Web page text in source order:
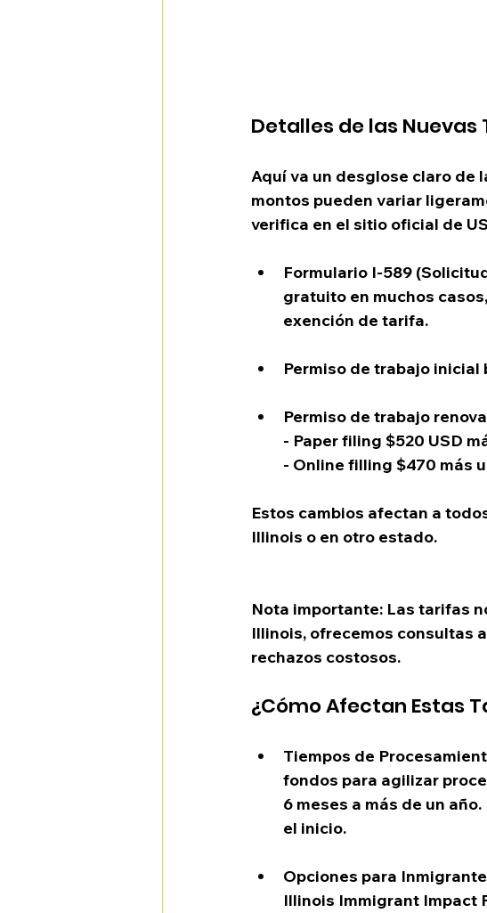
Detalles de las
Aquí va un desglose claro de
montos pueden variar
verifica en el sitio oficial de
Formulario I-589
gratuito en muchos
exención de tarifa.
Permiso de trabajo inicial
Permiso de trabajo
- Paper filing $520 USD
- Online filling $470 más
Estos cambios afectan a
Illinois o en otro estado.
Nota importante: Las tarifas
Illinois, ofrecemos consultas
rechazos costosos.
¿Cómo Afectan Estas
Tiempos de
fondos para agilizar
6 meses a más de un
el inicio.
Opciones para
Illinois Immigrant Impact